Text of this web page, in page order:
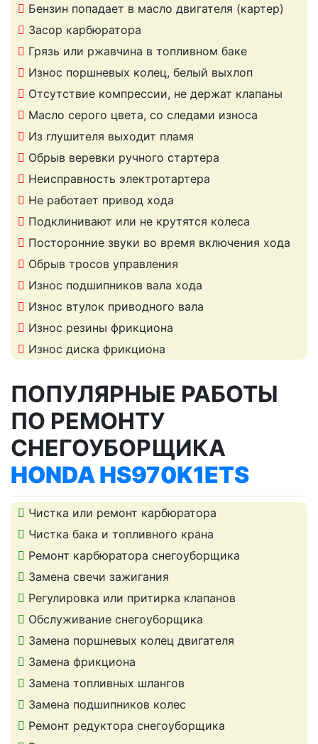
Бензин попадает в масло двигателя (картер)
Засор карбюратора
Грязь или ржавчина в топливном баке
Износ поршневых колец, белый выхлоп
Отсутствие компрессии, не держат клапаны
Масло серого цвета, со следами износа
Из глушителя выходит пламя
Обрыв веревки ручного стартера
Неисправность электротартера
Не работает привод хода
Подклинивают или не крутятся колеса
Посторонние звуки во время включения хода
Обрыв тросов управления
Износ подшипников вала хода
Износ втулок приводного вала
Износ резины фрикциона
Износ диска фрикциона
ПОПУЛЯРНЫЕ РАБОТЫ
ПО РЕМОНТУ
СНЕГОУБОРЩИКА
HONDA HS970K1ETS
Чистка или ремонт карбюратора
Чистка бака и топливного крана
Ремонт карбюратора снегоуборщика
Замена свечи зажигания
Регулировка или притирка клапанов
Обслуживание снегоуборщика
Замена поршневых колец двигателя
Замена фрикциона
Замена топливных шлангов
Замена подшипников колес
Ремонт редуктора снегоуборщика